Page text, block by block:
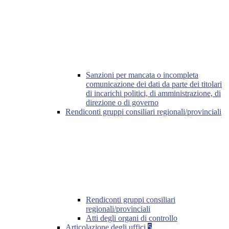
Sanzioni per mancata o incompleta
comunicazione dei dati da parte dei titolari
di incarichi politici, di amministrazione, di
direzione o di governo
Rendiconti gruppi consiliari regionali/provinciali
Rendiconti gruppi consiliari
regionali/provinciali
Atti degli organi di controllo